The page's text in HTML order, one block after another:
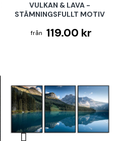
VULKAN & LAVA -
STÄMNINGSFULLT MOTIV
119.00 kr